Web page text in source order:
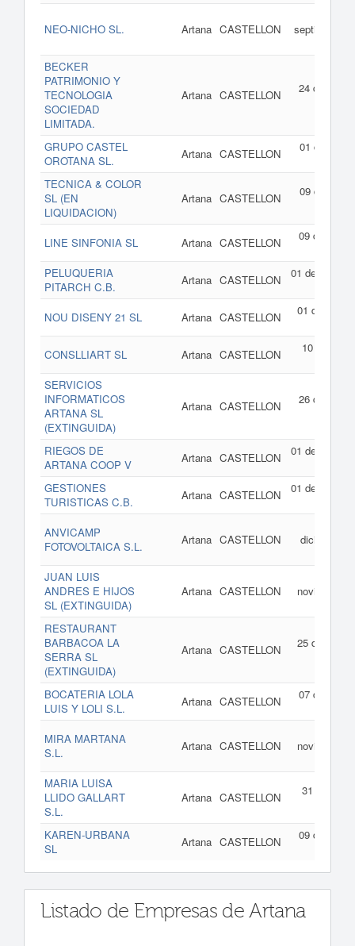
NEO-NICHO SL. Artana CASTELLON
septiembre
BECKER
PATRIMONIO Y
TECNOLOGIA
SOCIEDAD
LIMITADA.
Artana CASTELLON
24 de
GRUPO CASTEL
OROTANA SL.
Artana CASTELLON
01 de
TECNICA & COLOR
SL (EN
LIQUIDACION)
Artana CASTELLON
09 de
LINE SINFONIA SL Artana CASTELLON
09 de
PELUQUERIA
PITARCH C.B.
Artana CASTELLON
01 de enero
NOU DISENY 21 SL
Artana CASTELLON
01 de abril
CONSLLIART SL
Artana CASTELLON
10 de
SERVICIOS
INFORMATICOS
ARTANA SL
(EXTINGUIDA)
Artana CASTELLON
26 de
RIEGOS DE
ARTANA COOP V
Artana CASTELLON
01 de enero
GESTIONES
TURISTICAS C.B.
Artana CASTELLON
01 de enero
ANVICAMP
FOTOVOLTAICA S.L.
Artana CASTELLON
diciembre
JUAN LUIS
ANDRES E HIJOS
SL (EXTINGUIDA)
Artana CASTELLON
noviembre
RESTAURANT
BARBACOA LA
SERRA SL
(EXTINGUIDA)
Artana CASTELLON
25 de abril
BOCATERIA LOLA
LUIS Y LOLI S.L.
Artana CASTELLON
07 de
MIRA MARTANA
S.L.
Artana CASTELLON
noviembre
MARIA LUISA
LLIDO GALLART
S.L.
Artana CASTELLON
31 de
KAREN-URBANA
SL
Artana CASTELLON
09 de
Listado de Empresas de Artana